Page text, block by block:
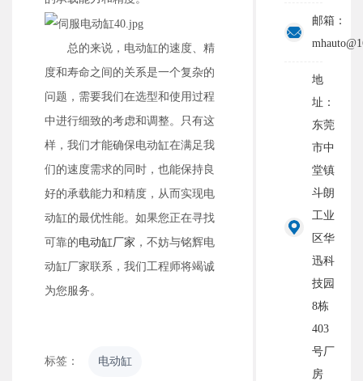
总的来说，电动缸的速度、精
度和寿命之间的关系是一个复杂的
问题，需要我们在选型和使用过程
中进行细致的考虑和调整。只有这
样，我们才能确保电动缸在满足我
们的速度需求的同时，也能保持良
好的承载能力和精度，从而实现电
动缸的最优性能。如果您正在寻找
可靠的电动缸厂家 ，不妨与铭辉电
动缸厂家联系，我们工程师将竭诚
为您服务。
标签： 电动缸
邮箱：
地
址：
东莞
市中
堂镇
斗朗
工业
区华
迅科
技园
8栋
403
号厂
房